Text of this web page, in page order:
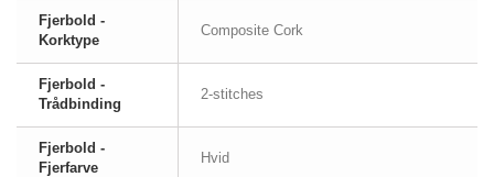
Fjerbold -
Korktype
Composite Cork
Fjerbold -
Trådbinding
2-stitches
Fjerbold -
Fjerfarve
Hvid